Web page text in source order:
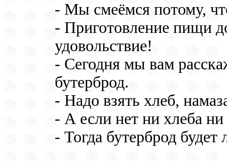
- Мы смеёмся потому,
- Приготовление пищи
удовольствие!
- Сегодня мы вам
бутерброд.
- Надо взять хлеб,
- А если нет ни хлеба ни
- Тогда бутерброд